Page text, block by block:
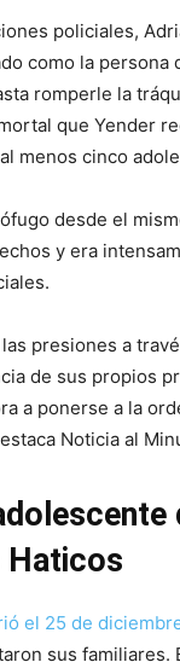
policiales,
como la persona
romperle la
que Yender
menos cinco
desde el
y era
presiones a
de sus propios
a ponerse a la
Noticia al
Haticos
el 25 de
sus familiares.